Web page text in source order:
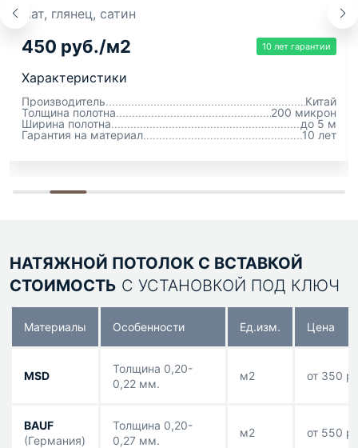
мат, глянец, сатин
450 руб./м2 10 лет гарантии
Характеристики
Производитель
Китай
Толщина полотна
200 микрон
Ширина полотна
до 5 м
Гарантия на материал
10 лет
НАТЯЖНОЙ ПОТОЛОК С ВСТАВКОЙ
СТОИМОСТЬ С УСТАНОВКОЙ ПОД КЛЮЧ
Материалы Особенности Eд.изм. Цена
MSD
Толщина 0,20-
0,22 мм.
м2 от 350
BAUF
(Германия)
Толщина 0,20-
0,27 мм.
м2 от 550